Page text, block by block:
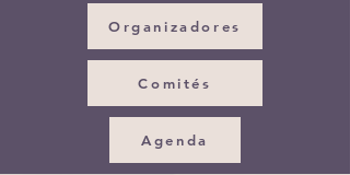
Organizadores
Comités
Agenda